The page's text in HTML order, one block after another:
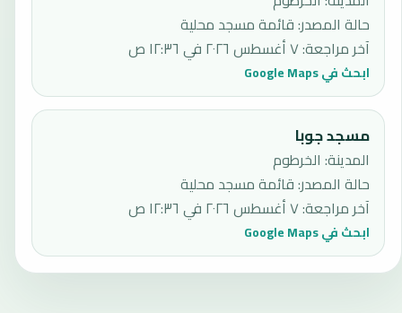
حالة المصدر:قائمة مسجد محلية
آخر مراجعة:٧ أغسطس ٢٠٢٦ في ١٢:٣٦ ص
ابحث في Google Maps
مسجد جوبا
المدينة: الخرطوم
حالة المصدر:قائمة مسجد محلية
آخر مراجعة:٧ أغسطس ٢٠٢٦ في ١٢:٣٦ ص
ابحث في Google Maps